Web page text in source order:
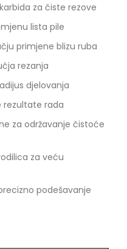
za čiste rezove
lista pile
primjene blizu ruba
rezanja
djelovanja
rezultate rada
za održavanje čistoće
za veću
podešavanje